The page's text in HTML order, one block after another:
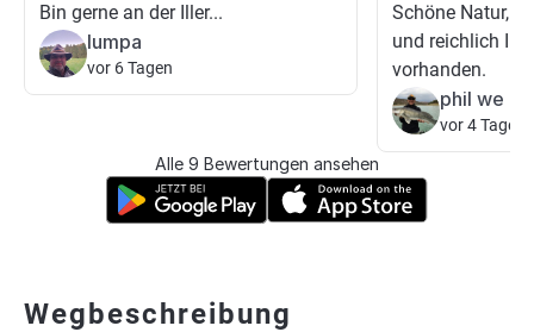
Bin gerne an der Iller...
lumpa
vor 6 Tagen
Schöne Natur,
und reichlich
vorhanden.
phil we
vor 4 Tagen
Alle 9 Bewertungen ansehen
Wegbeschreibung